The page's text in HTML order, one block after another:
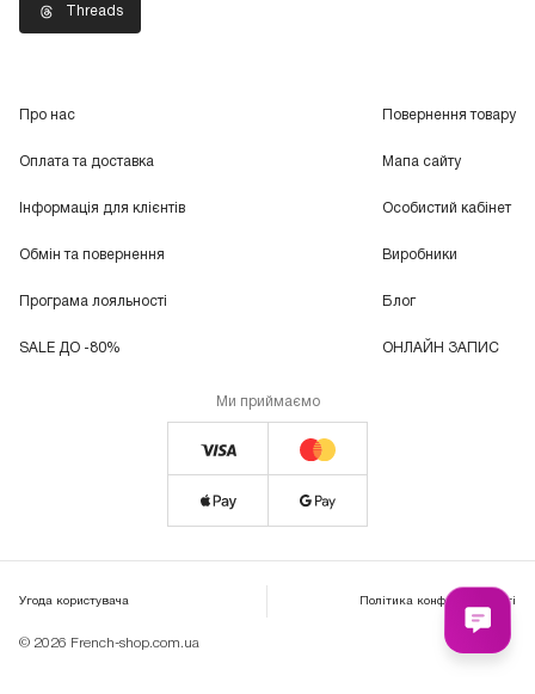
Threads
Про нас
Оплата та доставка
Інформація для клієнтів
Обмін та повернення
Програма лояльності
SALE ДО -80%
Повернення товару
Мапа сайту
Особистий кабінет
Виробники
Блог
ОНЛАЙН ЗАПИС
Ми приймаємо
© 2026 French-shop.com.ua
Угода користувача Політика конфіденційності